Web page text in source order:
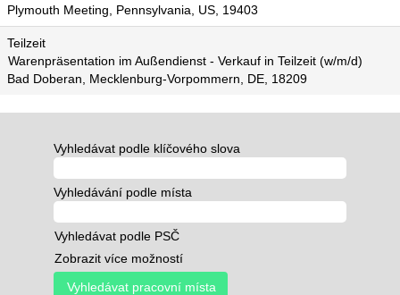
Plymouth Meeting, Pennsylvania, US, 19403
Teilzeit
Warenpräsentation im Außendienst - Verkauf in Teilzeit (w/m/d)
Bad Doberan, Mecklenburg-Vorpommern, DE, 18209
Vyhledávat podle klíčového slova
Vyhledávání podle místa
Vyhledávat podle PSČ
Zobrazit více možností